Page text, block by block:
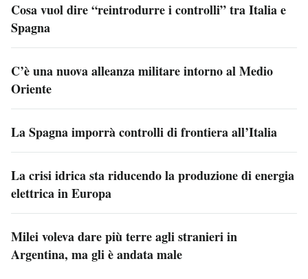
Cosa vuol dire “reintrodurre i controlli” tra Italia e
Spagna
C’è una nuova alleanza militare intorno al Medio
Oriente
La Spagna imporrà controlli di frontiera all’Italia
La crisi idrica sta riducendo la produzione di energia
elettrica in Europa
Milei voleva dare più terre agli stranieri in
Argentina, ma gli è andata male